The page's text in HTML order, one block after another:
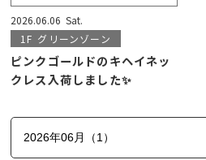
2026.06.06 Sat.
1F グリーンゾーン
ピンクゴールドのキヘイネッ
クレス入荷しました✨